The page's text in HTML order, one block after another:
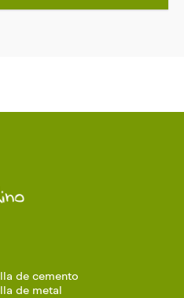
de cemento
de metal